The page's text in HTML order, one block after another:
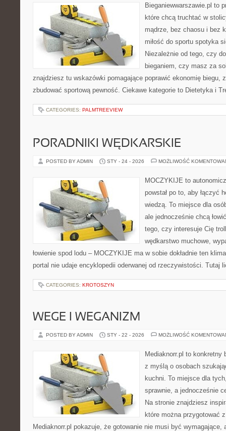
Bieganiewwarszawie.pl to
które chcą truchtać w
mądrze, bez chaosu i bez
miłość do sportu spotyka
Niezależnie od tego, czy
bieganiem, czy masz za
znajdziesz tu wskazówki pomagające poprawić ekonomię biegu,
zbudować sportową pewność. Ciekawe kategorie to Dietetyka i
CATEGORIES: PALMTREEVIEW
PORADNIKI WĘDKARSKIE
POSTED BY ADMIN STY - 24 - 2026 MOŻLIWOŚĆ
MOCZYKIJE to
powstał po to, aby łączyć
wiedzą. To miejsce dla
ale jednocześnie chcą
tego, czy interesuje Cię
wędkarstwo muchowe,
łowienie spod lodu – MOCZYKIJE ma w sobie dokładnie ten
portal nie udaje encyklopedii oderwanej od rzeczywistości. Tutaj
CATEGORIES: KROTOSZYN
WEGE I WEGANIZM
POSTED BY ADMIN STY - 22 - 2026 MOŻLIWOŚĆ
Mediaknorr.pl to konkretny
z myślą o osobach
kuchni. To miejsce dla
sprawnie, a jednocześnie
Na stronie znajdziesz
które można przygotować
Mediaknorr.pl pokazuje, że gotowanie nie musi być wymagające,